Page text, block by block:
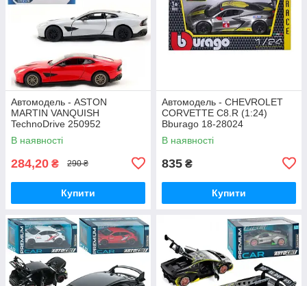
Автомодель - ASTON
MARTIN VANQUISH
TechnoDrive 250952
В наявності
284,20 ₴ 290 ₴
Купити
Автомодель - CHEVROLET
CORVETTE C8.R (1:24)
Bburago 18-28024
В наявності
835 ₴
Купити